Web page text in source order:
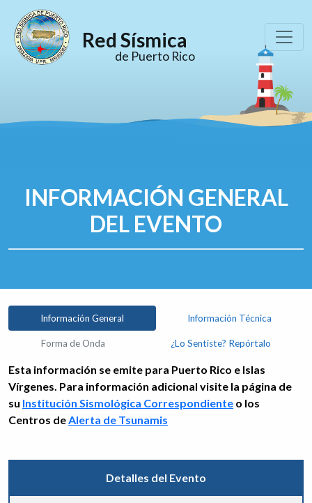
Red Sísmica
de Puerto Rico
INFORMACIÓN GENERAL
DEL EVENTO
Información General Información Técnica
Forma de Onda ¿Lo Sentiste? Repórtalo
Esta información se emite para Puerto Rico e Islas
Vírgenes. Para información adicional visite la página de
su Institución Sismológica Correspondiente o los
Centros deAlerta de Tsunamis
Detalles del Evento